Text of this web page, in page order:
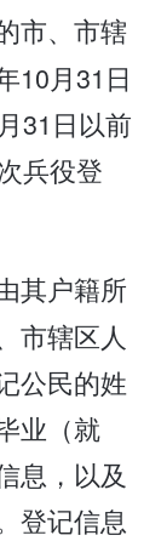
市、市辖
10月31日
31日以前
兵役登
其户籍所
市辖区人
公民的姓
业（就
息，以及
登记信息